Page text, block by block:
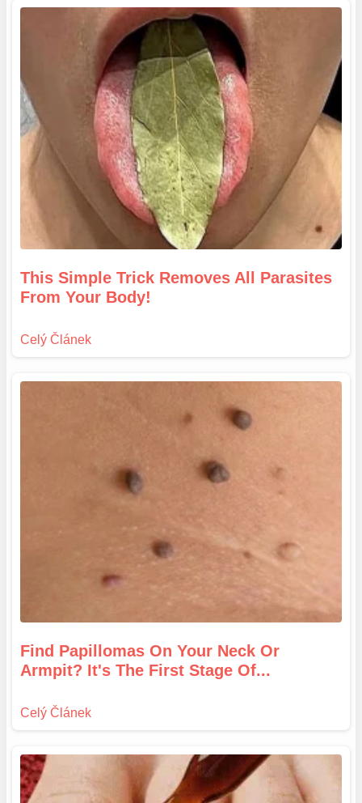
This Simple Trick Removes All Parasites
From Your Body!
Find Papillomas On Your Neck Or
Armpit? It's The First Stage Of...